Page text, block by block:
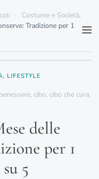
Costume e Società,
Tradizione per 1
LIFESTYLE
benessere, cibo, cibo che cura,
delle
per 1
5